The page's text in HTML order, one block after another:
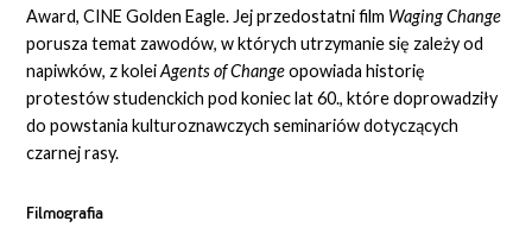
Award, CINE Golden Eagle. Jej przedostatni film Waging Change
porusza temat zawodów, w których utrzymanie się zależy od
napiwków, z koleiAgents of Changeopowiada historię
protestów studenckich pod koniec lat 60., które doprowadziły
do powstania kulturoznawczych seminariów dotyczących
czarnej rasy.
Filmografia